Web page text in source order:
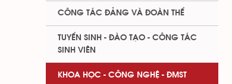
CÔNG TÁC ĐẢNG VÀ ĐOÀN THỂ
TUYỂN SINH - ĐÀO TẠO - CÔNG TÁC
SINH VIÊN
KHOA HỌC - CÔNG NGHỆ - ĐMST